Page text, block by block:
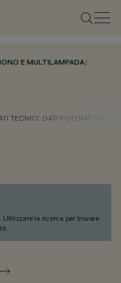
E MULTILAMPADA/
TECNICI DATI FOTOMETRICI
la ricerca per trovare